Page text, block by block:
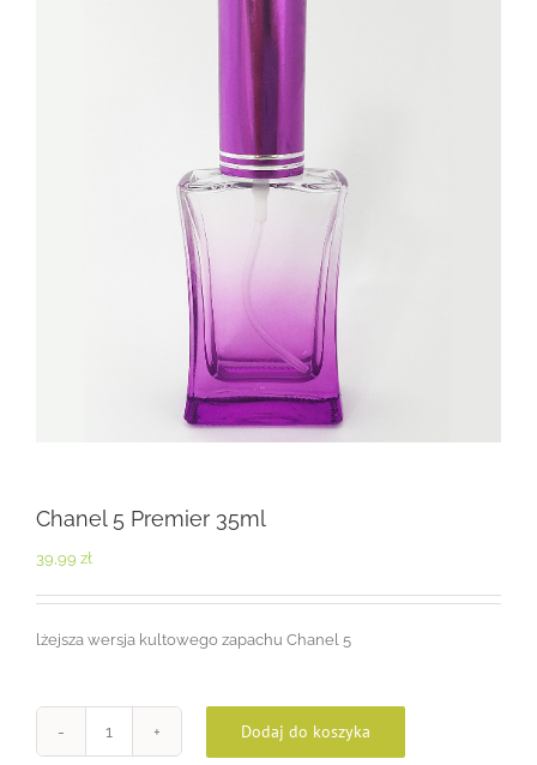
Chanel 5 Premier 35ml
39,99 zł
lżejsza wersja kultowego zapachu Chanel 5
ilość
Dodaj do koszyka